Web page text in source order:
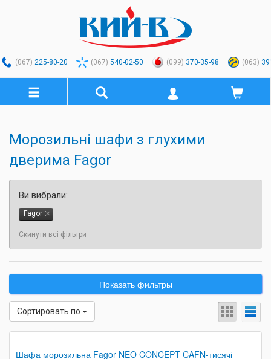
(067) 225-80-20 (067) 540-02-50 (099) 370-35-98 (063)
Показать фильтры
Сортировать по
Шафа морозильна Fagor NEO CONCEPT CAFN-тисячі
Морозильні шафи з глухими
дверима Fagor
Ви вибрали:
Fagor
Скинути всі фільтри